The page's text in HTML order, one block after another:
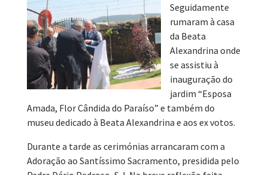
Seguidamente
rumaram à casa
da Beata
Alexandrina onde
se assistiu à
inauguração do
jardim “Esposa
Amada, Flor Cândida do Paraíso” e também do
museu dedicado à Beata Alexandrina e aos ex votos.
Durante a tarde as cerimónias arrancaram com a
Adoração ao Santíssimo Sacramento, presidida pelo